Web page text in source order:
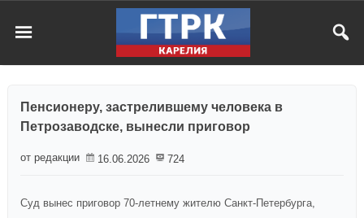
Пенсионеру, застрелившему человека в
Петрозаводске, вынесли приговор
от редакции 16.06.2026 724
Суд вынес приговор 70-летнему жителю Санкт-Петербурга,